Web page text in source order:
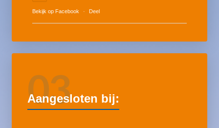
Bekijk op Facebook · Deel
03
Aangesloten bij: